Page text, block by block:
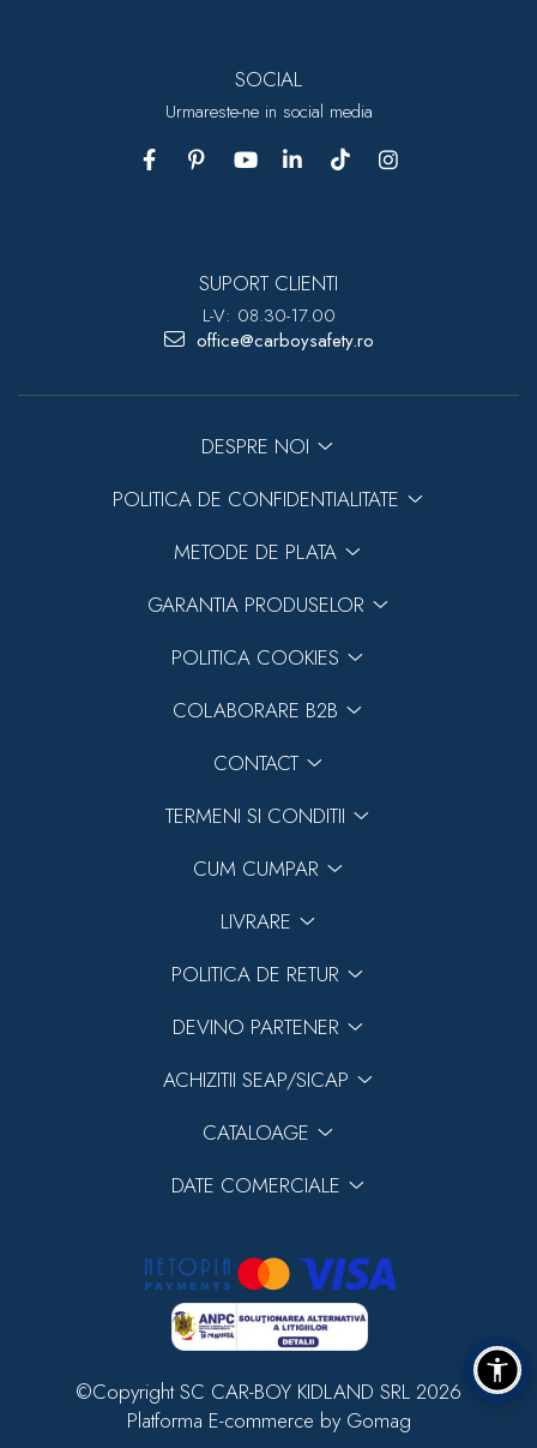
SOCIAL
Urmareste-ne in social media
SUPORT CLIENTI
L-V: 08.30-17.00
office@carboysafety.ro
DESPRE NOI
POLITICA DE CONFIDENTIALITATE
METODE DE PLATA
GARANTIA PRODUSELOR
POLITICA COOKIES
COLABORARE B2B
CONTACT
TERMENI SI CONDITII
CUM CUMPAR
LIVRARE
POLITICA DE RETUR
DEVINO PARTENER
ACHIZITII SEAP/SICAP
CATALOAGE
DATE COMERCIALE
©Copyright SC CAR-BOY KIDLAND SRL 2026
Platforma E-commerce by Gomag